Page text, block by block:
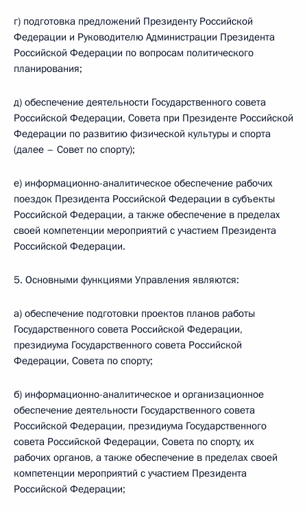
г) подготовка предложений Президенту Российской
Федерации и Руководителю Администрации Президента
Российской Федерации по вопросам политического
планирования;
д) обеспечение деятельности Государственного совета
Российской Федерации, Совета при Президенте Российской
Федерации по развитию физической культуры и спорта
(далее – Совет по спорту);
е) информационно-аналитическое обеспечение рабочих
поездок Президента Российской Федерации в субъекты
Российской Федерации, а также обеспечение в пределах
своей компетенции мероприятий с участием Президента
Российской Федерации.
5. Основными функциями Управления являются:
а) обеспечение подготовки проектов планов работы
Государственного совета Российской Федерации,
президиума Государственного совета Российской
Федерации, Совета по спорту;
б) информационно-аналитическое и организационное
обеспечение деятельности Государственного совета
Российской Федерации, президиума Государственного
совета Российской Федерации, Совета по спорту, их
рабочих органов, а также обеспечение в пределах своей
компетенции мероприятий с участием Президента
Российской Федерации;